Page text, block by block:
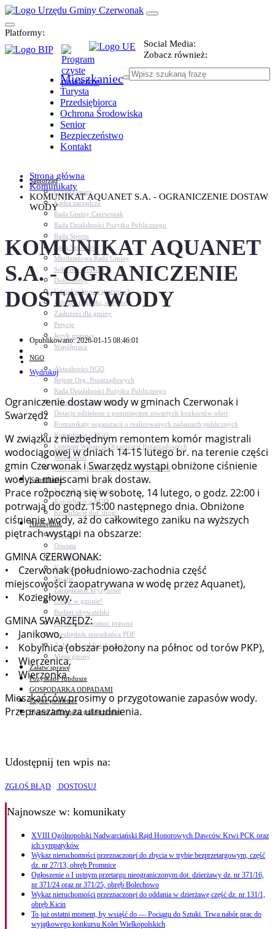
Platformy:
Social Media:
Zobacz również:
Mieszkaniec
Turysta
Przedsiębiorca
Ochrona Środowiska
Senior
Bezpieczeństwo
Kontakt
Samorząd
Urząd Gminy
Kadra zarządcza
Rada Gminy Czerwonak
Rada Działalności Pożytku Publicznego
Rada Sportu
Rada Seniorów
Młodzieżowa Rada Gminy
Sołectwa i osiedla
Dokumenty
Udział w Stowarzyszeniach
Jednostki, spółki, instytucje
Zasłużeni dla gminy
Petycje
Język migowy
Współpraca
NGO
Aktualności NGO
Rejestr Org. Pozarządowych
Rada Działalności Pożytku Publicznego
Otwarte konkursy ofert
Dotacje udzielone z pominięciem otwartych konkursów ofert
Komunikaty organizacji o realizowanych zadaniach publicznych
Konsultacje z NGO
Centrum Wsparcia Organizacji Pozarządowych
Wolontariat
Procedury, formularze, pliki do pobrania
Konsultacje
Konsultacje społeczne
Konsultacje z NGO
Konsultacje dot. dróg
Niezbędnik
Zdrowie
Oświata
Bezpieczeństwo
Komunikacja
Parafie
Zarządzanie kryzysowe
C.ześć w gminie!
Budżet obywatelski
Nieodpłatna pomoc prawna
Niezbędnik mieszkańca PDF
Aplikacja mMieszkaniec
Mapa gminy
Załatw sprawę
Pozyskane fundusze
GOSPODARKA ODPADAMI
Czyste powietrze
System Informacji przestrzennej
Strona główna
Komunikaty
KOMUNIKAT AQUANET S.A. - OGRANICZENIE DOSTAW
WODY
KOMUNIKAT AQUANET
S.A. - OGRANICZENIE
DOSTAW WODY
Opublikowano: 2026-01-15 08:46:01
Wydrukuj
Ograniczenie dostaw wody w gminach Czerwonak i
Swarzędz
W związku z niezbędnym remontem komór magistrali
wodociągowej w dniach 14-15 lutego br. na terenie części
gmin Czerwonak i Swarzędz wystąpi obniżone ciśnienie
wody, a miejscami brak dostaw.
Prace rozpoczną się w sobotę, 14 lutego, o godz. 22:00 i
potrwają do godz. 15:00 następnego dnia. Obniżone
ciśnienie wody, aż do całkowitego zaniku na wyższych
piętrach wystąpi na obszarze:
GMINA CZERWONAK:
• Czerwonak (południowo-zachodnia część
miejscowości zaopatrywana w wodę przez Aquanet),
• Koziegłowy.
GMINA SWARZĘDZ:
• Janikowo,
• Kobylnica (obszar położony na północ od torów PKP),
• Wierzenica,
• Wierzonka.
Mieszkańców prosimy o przygotowanie zapasów wody.
Przepraszamy za utrudnienia.
Udostępnij ten wpis na:
ZGŁOŚ BŁĄD DOSTOSUJ
Najnowsze w: komunikaty
XVIII Ogólnopolski Nadwarciański Rajd Honorowych Dawców Krwi PCK oraz
ich sympatyków
Wykaz nieruchomości przeznaczonej do zbycia w trybie bezprzetargowym, część
dz. nr 27/13, obręb Promnice
Ogłoszenie o I ustnym przetargu nieograniczonym dot. dzierżawy dz. nr 371/16,
nr 371/24 oraz nr 371/25, obręb Bolechowo
Wykaz nieruchomości przeznaczonej do oddania w dzierżawę część dz. nr 131/1,
obręb Kicin
To już ostatni moment, by wsiąść do — Pociągu do Sztuki. Trwa nabór prac do
wyjątkowego konkursu Kolei Wielkopolskich